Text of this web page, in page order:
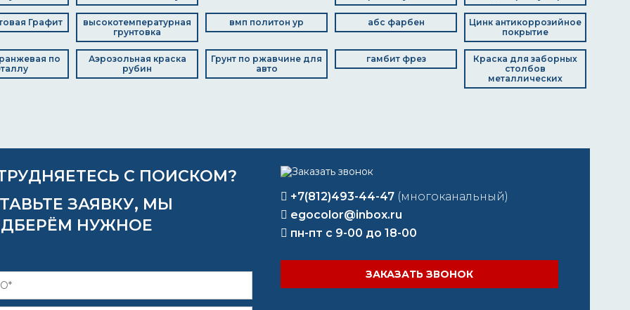
Графит
высокотемпературная
грунтовка
вмп политон ур абс фарбен
Цинк антикоррозийное
покрытие
по
Аэрозольная краска
рубин
Грунт по ржавчине для
авто
гамбит фрез
Краска для заборных
столбов
металлических
С ПОИСКОМ?
ЗАЯВКУ, МЫ
НУЖНОЕ
+7(812)493-44-47 (многоканальный)
egocolor@inbox.ru
пн-пт с 9-00 до 18-00
ЗАКАЗАТЬ ЗВОНОК